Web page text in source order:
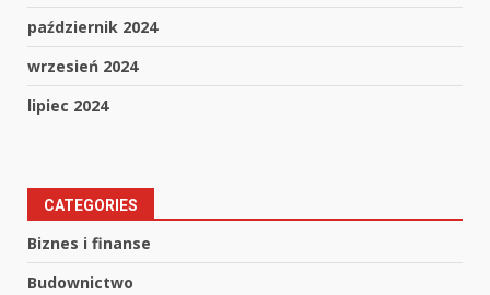
październik 2024
wrzesień 2024
lipiec 2024
CATEGORIES
Biznes i finanse
Budownictwo